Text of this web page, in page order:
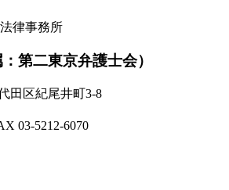
：第二東京弁護士会）
田区紀尾井町3-8
03-5212-6070